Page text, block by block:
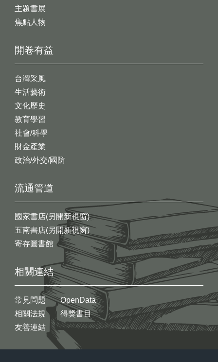
開卷有益
台灣采風
生活藝術
文化歷史
教育學習
社會/科學
財金產業
政治/外交/國防
主題書展
焦點人物
流通管道
國家書店(另開新視窗)
五南書店(另開新視窗)
寄存圖書館
相關連結
常見問題
相關法規
友善連結
OpenData
得獎書目